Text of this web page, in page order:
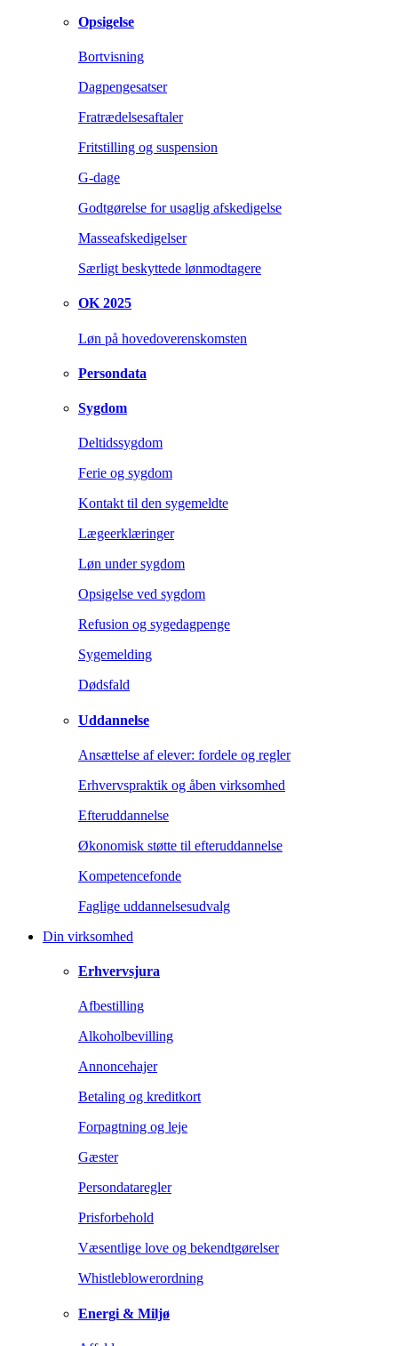
Opsigelse
Bortvisning
Dagpengesatser
Fratrædelsesaftaler
Fritstilling og suspension
G-dage
Godtgørelse for usaglig afskedigelse
Masseafskedigelser
Særligt beskyttede lønmodtagere
OK 2025
Løn på hovedoverenskomsten
Persondata
Sygdom
Deltidssygdom
Ferie og sygdom
Kontakt til den sygemeldte
Lægeerklæringer
Løn under sygdom
Opsigelse ved sygdom
Refusion og sygedagpenge
Sygemelding
Dødsfald
Uddannelse
Ansættelse af elever: fordele og regler
Erhvervspraktik og åben virksomhed
Efteruddannelse
Økonomisk støtte til efteruddannelse
Kompetencefonde
Faglige uddannelsesudvalg
Din virksomhed
Erhvervsjura
Afbestilling
Alkoholbevilling
Annoncehajer
Betaling og kreditkort
Forpagtning og leje
Gæster
Persondataregler
Prisforbehold
Væsentlige love og bekendtgørelser
Whistleblowerordning
Energi & Miljø